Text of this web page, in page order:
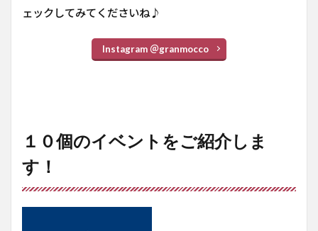
ェックしてみてくださいね♪
Instagram ＠granmocco
１０個のイベントをご紹介しま
す！